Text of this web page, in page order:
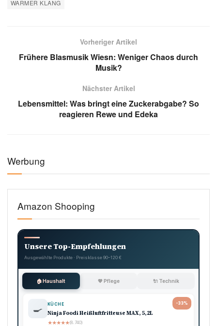
WARMER KLANG
Vorheriger Artikel
Frühere Blasmusik Wiesn: Weniger Chaos durch
Musik?
Nächster Artikel
Lebensmittel: Was bringt eine Zuckerabgabe? So
reagieren Rewe und Edeka
Werbung
Amazon Shooping
Unsere Top-Empfehlungen
Ausgewählte Produkte · Preisklasse 90–120 €
🏠 Haushalt 💖 Pflege 🔌 Technik
-33%
🍳 KÜCHE
Ninja Foodi Heißluftfritteuse MAX, 5,2L
★★★★★(8.740)